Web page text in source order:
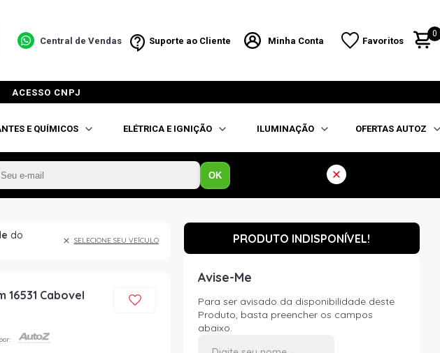
Central de Vendas Suporte ao Cliente Minha Conta Favoritos
0
ACESSO CNPJ
E QUÍMICOS ELÉTRICA E IGNIÇÃO ILUMINAÇÃO OFERTAS AUTOZ
OK
do
SELECIONE SEU VEÍCULO
16531 Cabovel
PRODUTO INDISPONÍVEL!
Avise-Me
Para ser avisado da disponibilidade deste
Produto, basta preencher os campos
abaixo.